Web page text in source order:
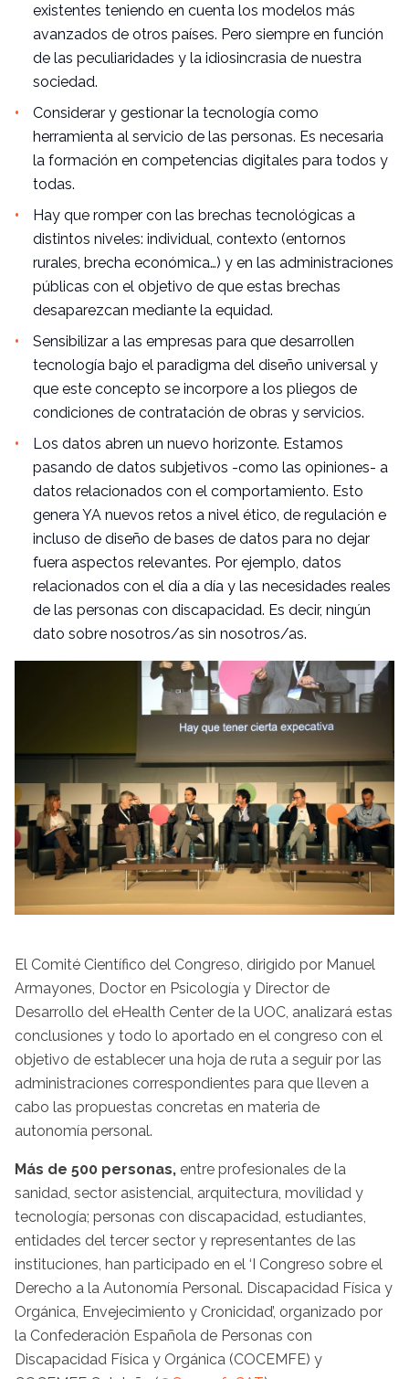
existentes teniendo en cuenta los modelos más
avanzados de otros países. Pero siempre en función
de las peculiaridades y la idiosincrasia de nuestra
sociedad.
Considerar y gestionar la tecnología como
herramienta al servicio de las personas. Es necesaria
la formación en competencias digitales para todos y
todas.
Hay que romper con las brechas tecnológicas a
distintos niveles: individual, contexto (entornos
rurales, brecha económica…) y en las administraciones
públicas con el objetivo de que estas brechas
desaparezcan mediante la equidad.
Sensibilizar a las empresas para que desarrollen
tecnología bajo el paradigma del diseño universal y
que este concepto se incorpore a los pliegos de
condiciones de contratación de obras y servicios.
Los datos abren un nuevo horizonte. Estamos
pasando de datos subjetivos -como las opiniones- a
datos relacionados con el comportamiento. Esto
genera YA nuevos retos a nivel ético, de regulación e
incluso de diseño de bases de datos para no dejar
fuera aspectos relevantes. Por ejemplo, datos
relacionados con el día a día y las necesidades reales
de las personas con discapacidad. Es decir, ningún
dato sobre nosotros/as sin nosotros/as.
El Comité Científico del Congreso, dirigido por Manuel
Armayones, Doctor en Psicología y Director de
Desarrollo del eHealth Center de la UOC, analizará estas
conclusiones y todo lo aportado en el congreso con el
objetivo de establecer una hoja de ruta a seguir por las
administraciones correspondientes para que lleven a
cabo las propuestas concretas en materia de
autonomía personal.
Más de 500 personas, entre profesionales de la
sanidad, sector asistencial, arquitectura, movilidad y
tecnología; personas con discapacidad, estudiantes,
entidades del tercer sector y representantes de las
instituciones, han participado en el ‘I Congreso sobre el
Derecho a la Autonomía Personal. Discapacidad Física y
Orgánica, Envejecimiento y Cronicidad’, organizado por
la Confederación Española de Personas con
Discapacidad Física y Orgánica (COCEMFE) y